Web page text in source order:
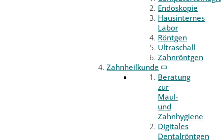
Endoskopie
Hausinternes
Labor
Röntgen
Ultraschall
Zahnröntgen
Zahnheilkunde
Beratung
zur
Maul-
und
Zahnhygiene
Digitales
Dentalröntgen